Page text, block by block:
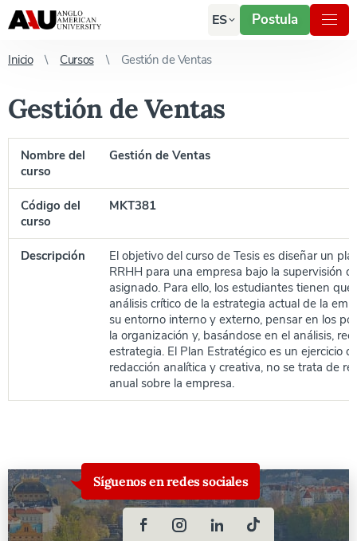
ES Postula
Inicio Cursos Gestión de Ventas
Gestión de Ventas
Nombre del
curso
Gestión de Ventas
Código del
curso
MKT381
Descripción
El objetivo del curso de Tesis es diseñar un
RRHH para una empresa bajo la supervisión
asignado. Para ello, los estudiantes tienen
análisis crítico de la estrategia actual de la
su entorno interno y externo, pensar en los
la organización y, basándose en el análisis,
estrategia. El Plan Estratégico es un ejercicio
redacción analítica y creativa, no se trata de
anual sobre la empresa.
Síguenos en redes sociales